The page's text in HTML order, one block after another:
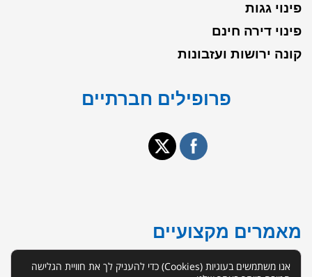
פינוי גגות
פינוי דירה חינם
קונה ירושות ועזבונות
פרופילים חברתיים
מאמרים מקצועיים
פינוי דירה תל אביב אנו משתמשים בעוגיות (Cookies) כדי להעניק לך את חוויית הגלישה